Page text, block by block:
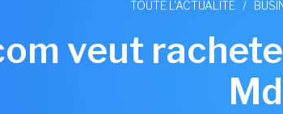
TOUTE L'ACTUALITÉ /
veut